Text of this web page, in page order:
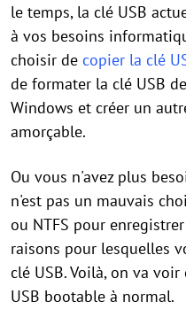
le temps, la clé USB
à vos besoins
choisir de copier la clé
de formater la clé USB
Windows et créer un
amorçable.
Ou vous n'avez plus
n'est pas un mauvais
ou NTFS pour
raisons pour lesquelles
clé USB. Voilà, on va
USB bootable à normal.